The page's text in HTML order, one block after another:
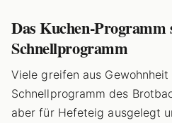
Das Kuchen-Programm
Schnellprogramm
Viele greifen aus Gewohnheit
Schnellprogramm des
aber für Hefeteig ausgelegt